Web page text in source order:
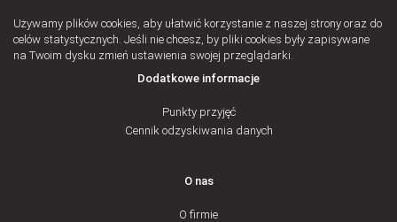
Używamy plików cookies, aby ułatwić korzystanie z naszej strony oraz do
celów statystycznych. Jeśli nie chcesz, by pliki cookies były zapisywane
na Twoim dysku zmień ustawienia swojej przeglądarki.
Dodatkowe informacje
Punkty przyjęć
Cennik odzyskiwania danych
O nas
O firmie